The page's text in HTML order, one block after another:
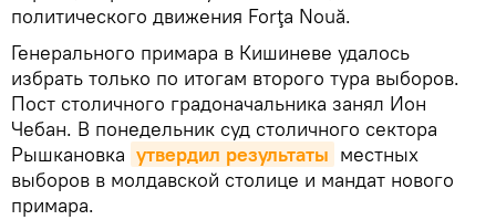
политического движения Forţa Nouă.
Генерального примара в Кишиневе удалось
избрать только по итогам второго тура выборов.
Пост столичного градоначальника занял Ион
Чебан. В понедельник суд столичного сектора
Рышкановка утвердил результаты местных
выборов в молдавской столице и мандат нового
примара.